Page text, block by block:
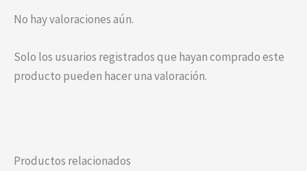
No hay valoraciones aún.
Solo los usuarios registrados que hayan comprado este
producto pueden hacer una valoración.
Productos relacionados